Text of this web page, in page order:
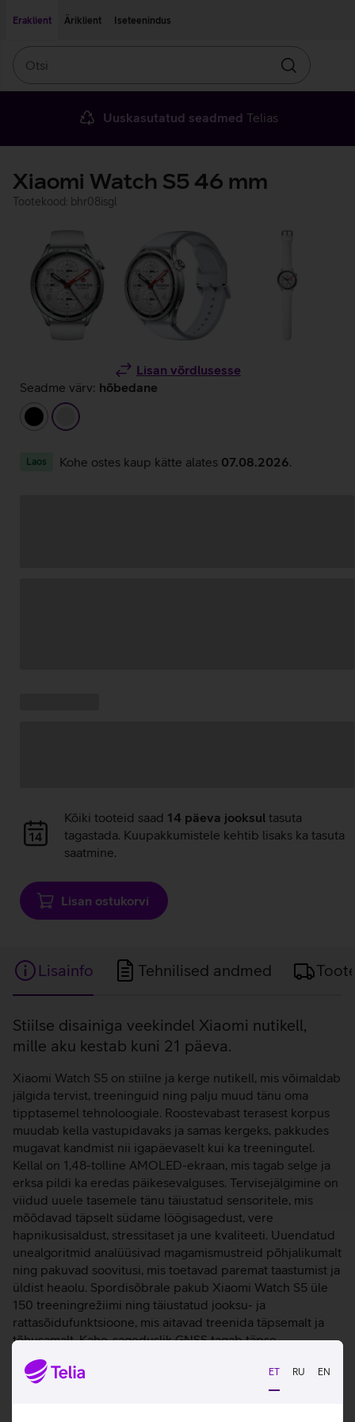
ET RU EN
Eraklient
Äriklient Iseteenindus
Otsin
Uuskasutatud seadmed Telias
Xiaomi Watch S5 46 mm
Tootekood: bhr08isgl
Lisan võrdlusesse
Seadme värv: hõbedane
must
hõbedane
Laos Kohe ostes kaup kätte alates 07.08.2026
Andmete
laadimine
Kõiki tooteid saad 14 päeva jooksul tasuta
tagastada. Kuupakkumistele kehtib lisaks ka tasuta
saatmine.
Lisan ostukorvi
Lisainfo Tehnilised andmed
Lisainfo
Stiilse disainiga veekindel Xiaomi nutikell,
mille aku kestab kuni 21 päeva.
Xiaomi Watch S5 on stiilne ja kerge nutikell, mis võimaldab
jälgida tervist, treeninguid ning palju muud tänu oma
tipptasemel tehnoloogiale. Roostevabast terasest korpus
muudab kella vastupidavaks ja samas kergeks, pakkudes
mugavat kandmist nii igapäevaselt kui ka treeningutel.
Kellal on 1,48-tolline AMOLED-ekraan, mis tagab selge ja
erksa pildi ka eredas päikesevalguses. Tervisejälgimine on
viidud uuele tasemele tänu täiustatud sensoritele, mis
mõõdavad täpselt südame löögisagedust, vere
hapnikusisaldust, stressitaset ja une kvaliteeti. Uuendatud
unealgoritmid analüüsivad magamismustreid põhjalikumalt
ning pakuvad soovitusi, mis toetavad paremat taastumist ja
üldist heaolu. Spordisõbrale pakub Xiaomi Watch S5 üle
150 treeningrežiimi ning täiustatud jooksu- ja
rattasõidufunktsioone, mis aitavad treenida täpsemalt ja
tõhusamalt. Kahe-sageduslik GNSS tagab täpse
positsioneerimise ka keerulises keskkonnas, samal ajal kui
offline-kaardid, marsruudi navigeerimine, tagasitee
juhendamine ja vibratsiooniga kõrvalekaldumise